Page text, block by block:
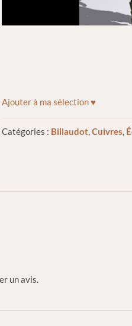
Ajouter à ma sélection ♥
Catégories : Billaudot,Cuivres,
un avis.